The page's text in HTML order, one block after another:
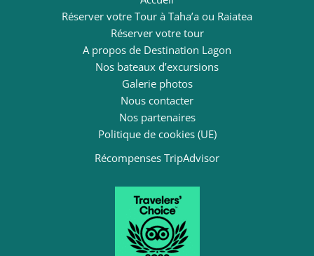
Réserver votre Tour à Taha’a ou Raiatea
Réserver votre tour
A propos de Destination Lagon
Nos bateaux d’excursions
Galerie photos
Nous contacter
Nos partenaires
Politique de cookies (UE)
Récompenses TripAdvisor